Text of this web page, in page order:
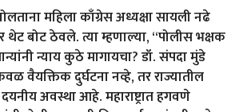
महिला काँग्रेस अध्यक्षा सायली नढे
थेट बोट ठेवले. त्या म्हणाल्या, ‘‘पोलीस भक्षक
न्याय कुठे मागायचा? डॉ. संपदा मुंडे
वैयक्तिक दुर्घटना नव्हे, तर राज्यातील
दयनीय अवस्था आहे. महाराष्ट्रात हगवणे